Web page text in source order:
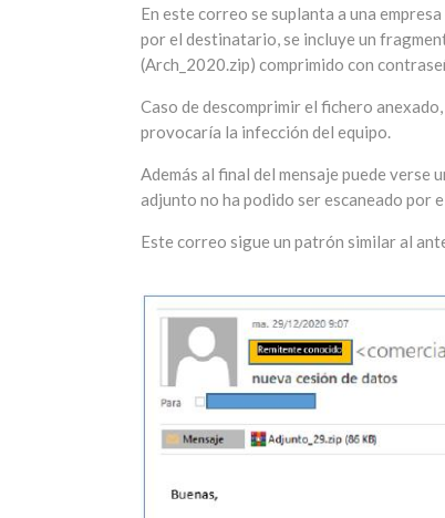
En este correo se suplanta a una
por el destinatario, se incluye un
(Arch_2020.zip) comprimido con
Caso de descomprimir el fichero
provocaría la infección del equipo.
Además al final del mensaje puede verse
adjunto no ha podido ser escaneado por
Este correo sigue un patrón similar al